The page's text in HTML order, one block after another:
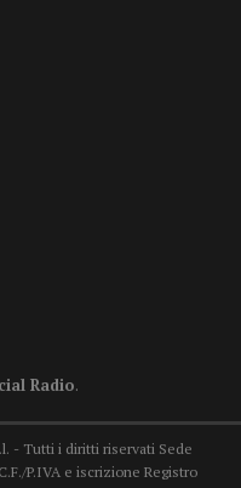
Radio.
- Tutti i diritti riservati Sede
P.IVA e iscrizione Registro